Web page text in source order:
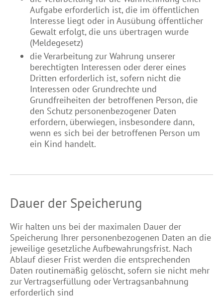
Aufgabe erforderlich ist, die im öffentlichen
Interesse liegt oder in Ausübung öffentlicher
Gewalt erfolgt, die uns übertragen wurde
(Meldegesetz)
die Verarbeitung zur Wahrung unserer
berechtigten Interessen oder derer eines
Dritten erforderlich ist, sofern nicht die
Interessen oder Grundrechte und
Grundfreiheiten der betroffenen Person, die
den Schutz personenbezogener Daten
erfordern, überwiegen, insbesondere dann,
wenn es sich bei der betroffenen Person um
ein Kind handelt.
Dauer der Speicherung
Wir halten uns bei der maximalen Dauer der
Speicherung Ihrer personenbezogenen Daten an die
jeweilige gesetzliche Aufbewahrungsfrist. Nach
Ablauf dieser Frist werden die entsprechenden
Daten routinemäßig gelöscht, sofern sie nicht mehr
zur Vertragserfüllung oder Vertragsanbahnung
erforderlich sind